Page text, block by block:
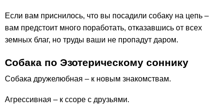
Если вам приснилось, что вы посадили собаку на цепь –
вам предстоит много поработать, отказавшись от всех
земных благ, но труды ваши не пропадут даром.
Собака по Эзотерическому соннику
Собака дружелюбная – к новым знакомствам.
Агрессивная – к ссоре с друзьями.